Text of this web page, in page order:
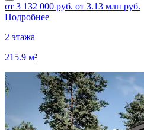
от 3 132 000 руб. от 3.13 млн руб.
Подробнее
2 этажа
215.9 м²